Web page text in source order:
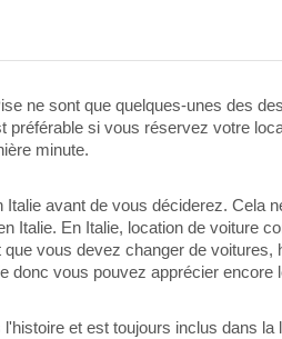
ne sont que quelques-unes des
préférable si vous réservez votre
minute.
avant de vous déciderez. Cela
Italie. En Italie, location de voiture
vous devez changer de
donc vous pouvez apprécier
et est toujours inclus dans